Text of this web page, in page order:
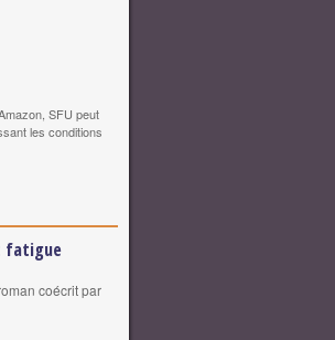
SFU peut
les conditions
fatigue
coécrit par